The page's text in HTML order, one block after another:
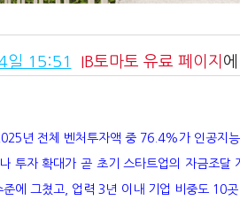
일 15:51 IB토마토 유료 페이지
년 전체 벤처투자액 중 76.4%가 인공지
투자 확대가 곧 초기 스타트업의 자금조달
에 그쳤고, 업력 3년 이내 기업 비중도 10